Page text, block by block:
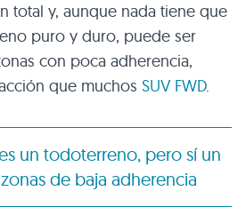
total y, aunque nada tiene que
puro y duro, puede ser
con poca adherencia,
que muchos SUV FWD.
un todoterreno, pero sí un
de baja adherencia